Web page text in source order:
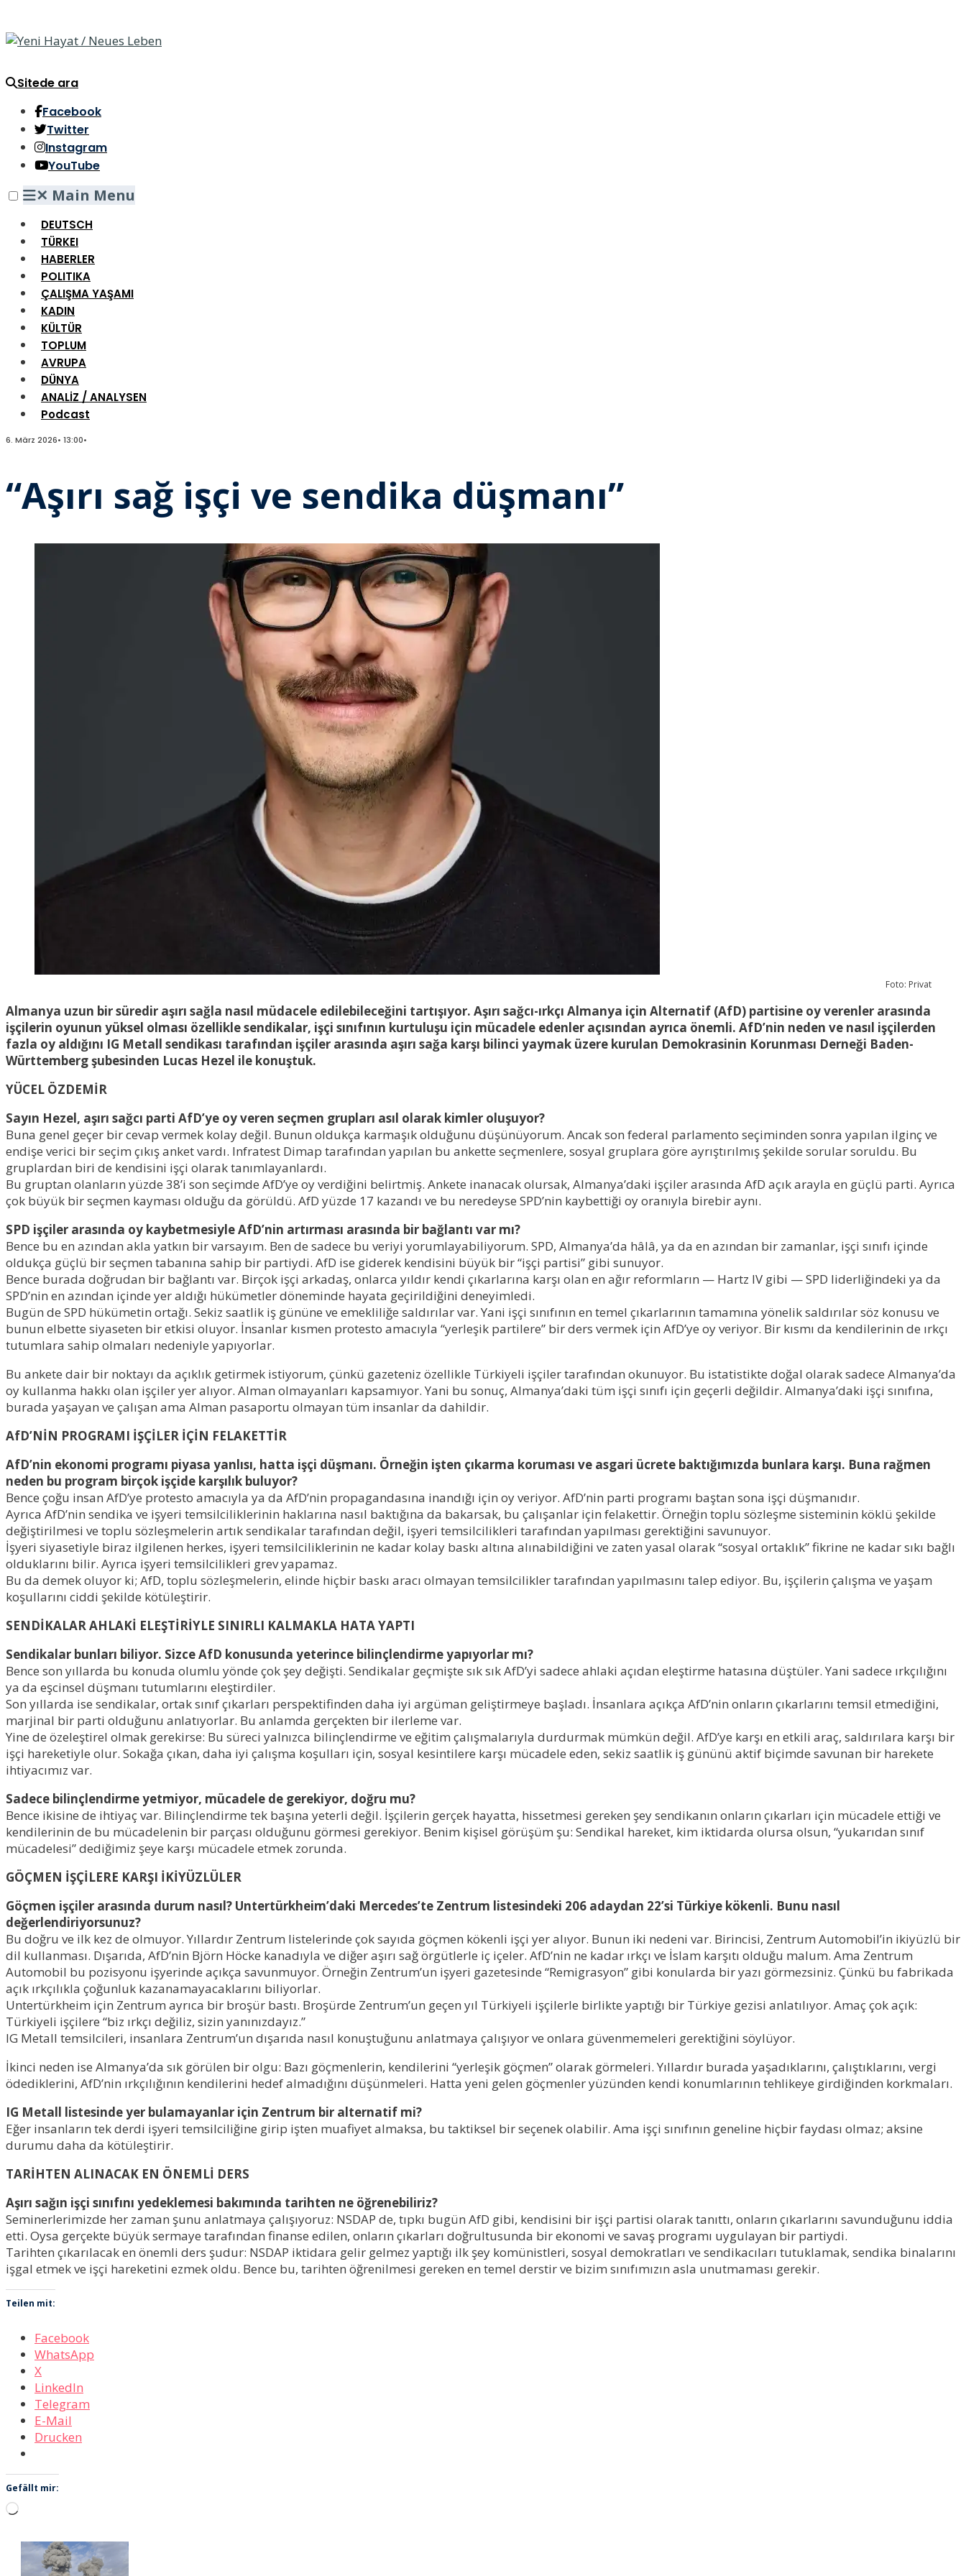
Sitede ara
Facebook
Twitter
Instagram
YouTube
✕ Main Menu
DEUTSCH
TÜRKEI
HABERLER
POLITIKA
ÇALIŞMA YAŞAMI
KADIN
KÜLTÜR
TOPLUM
AVRUPA
DÜNYA
ANALİZ / ANALYSEN
Podcast
6. März 2026• 13:00•
“Aşırı sağ işçi ve sendika düşmanı”
Foto: Privat
Almanya uzun bir süredir aşırı sağla nasıl müdacele edilebileceğini tartışıyor. Aşırı sağcı-ırkçı Almanya için Alternatif (AfD) partisine oy verenler arasında
işçilerin oyunun yüksel olması özellikle sendikalar, işçi sınıfının kurtuluşu için mücadele edenler açısından ayrıca önemli. AfD’nin neden ve nasıl işçilerden
fazla oy aldığını IG Metall sendikası tarafından işçiler arasında aşırı sağa karşı bilinci yaymak üzere kurulan Demokrasinin Korunması Derneği Baden-
Württemberg şubesinden Lucas Hezel ile konuştuk.
YÜCEL ÖZDEMİR
Sayın Hezel, aşırı sağcı parti AfD’ye oy veren seçmen grupları asıl olarak kimler oluşuyor?
Buna genel geçer bir cevap vermek kolay değil. Bunun oldukça karmaşık olduğunu düşünüyorum. Ancak son federal parlamento seçiminden sonra yapılan ilginç ve
endişe verici bir seçim çıkış anket vardı. Infratest Dimap tarafından yapılan bu ankette seçmenlere, sosyal gruplara göre ayrıştırılmış şekilde sorular soruldu. Bu
gruplardan biri de kendisini işçi olarak tanımlayanlardı.
Bu gruptan olanların yüzde 38’i son seçimde AfD’ye oy verdiğini belirtmiş. Ankete inanacak olursak, Almanya’daki işçiler arasında AfD açık arayla en güçlü parti. Ayrıca
çok büyük bir seçmen kayması olduğu da görüldü. AfD yüzde 17 kazandı ve bu neredeyse SPD’nin kaybettiği oy oranıyla birebir aynı.
SPD işçiler arasında oy kaybetmesiyle AfD’nin artırması arasında bir bağlantı var mı?
Bence bu en azından akla yatkın bir varsayım. Ben de sadece bu veriyi yorumlayabiliyorum. SPD, Almanya’da hâlâ, ya da en azından bir zamanlar, işçi sınıfı içinde
oldukça güçlü bir seçmen tabanına sahip bir partiydi. AfD ise giderek kendisini büyük bir “işçi partisi” gibi sunuyor.
Bence burada doğrudan bir bağlantı var. Birçok işçi arkadaş, onlarca yıldır kendi çıkarlarına karşı olan en ağır reformların — Hartz IV gibi — SPD liderliğindeki ya da
SPD’nin en azından içinde yer aldığı hükümetler döneminde hayata geçirildiğini deneyimledi.
Bugün de SPD hükümetin ortağı. Sekiz saatlik iş gününe ve emekliliğe saldırılar var. Yani işçi sınıfının en temel çıkarlarının tamamına yönelik saldırılar söz konusu ve
bunun elbette siyaseten bir etkisi oluyor. İnsanlar kısmen protesto amacıyla “yerleşik partilere” bir ders vermek için AfD’ye oy veriyor. Bir kısmı da kendilerinin de ırkçı
tutumlara sahip olmaları nedeniyle yapıyorlar.
Bu ankete dair bir noktayı da açıklık getirmek istiyorum, çünkü gazeteniz özellikle Türkiyeli işçiler tarafından okunuyor. Bu istatistikte doğal olarak sadece Almanya’da
oy kullanma hakkı olan işçiler yer alıyor. Alman olmayanları kapsamıyor. Yani bu sonuç, Almanya’daki tüm işçi sınıfı için geçerli değildir. Almanya’daki işçi sınıfına,
burada yaşayan ve çalışan ama Alman pasaportu olmayan tüm insanlar da dahildir.
AfD’NİN PROGRAMI İŞÇİLER İÇİN FELAKETTİR
AfD’nin ekonomi programı piyasa yanlısı, hatta işçi düşmanı. Örneğin işten çıkarma koruması ve asgari ücrete baktığımızda bunlara karşı. Buna rağmen
neden bu program birçok işçide karşılık buluyor?
Bence çoğu insan AfD’ye protesto amacıyla ya da AfD’nin propagandasına inandığı için oy veriyor. AfD’nin parti programı baştan sona işçi düşmanıdır.
Ayrıca AfD’nin sendika ve işyeri temsilciliklerinin haklarına nasıl baktığına da bakarsak, bu çalışanlar için felakettir. Örneğin toplu sözleşme sisteminin köklü şekilde
değiştirilmesi ve toplu sözleşmelerin artık sendikalar tarafından değil, işyeri temsilcilikleri tarafından yapılması gerektiğini savunuyor.
İşyeri siyasetiyle biraz ilgilenen herkes, işyeri temsilciliklerinin ne kadar kolay baskı altına alınabildiğini ve zaten yasal olarak “sosyal ortaklık” fikrine ne kadar sıkı bağlı
olduklarını bilir. Ayrıca işyeri temsilcilikleri grev yapamaz.
Bu da demek oluyor ki; AfD, toplu sözleşmelerin, elinde hiçbir baskı aracı olmayan temsilcilikler tarafından yapılmasını talep ediyor. Bu, işçilerin çalışma ve yaşam
koşullarını ciddi şekilde kötüleştirir.
SENDİKALAR AHLAKİ ELEŞTİRİYLE SINIRLI KALMAKLA HATA YAPTI
Sendikalar bunları biliyor. Sizce AfD konusunda yeterince bilinçlendirme yapıyorlar mı?
Bence son yıllarda bu konuda olumlu yönde çok şey değişti. Sendikalar geçmişte sık sık AfD’yi sadece ahlaki açıdan eleştirme hatasına düştüler. Yani sadece ırkçılığını
ya da eşcinsel düşmanı tutumlarını eleştirdiler.
Son yıllarda ise sendikalar, ortak sınıf çıkarları perspektifinden daha iyi argüman geliştirmeye başladı. İnsanlara açıkça AfD’nin onların çıkarlarını temsil etmediğini,
marjinal bir parti olduğunu anlatıyorlar. Bu anlamda gerçekten bir ilerleme var.
Yine de özeleştirel olmak gerekirse: Bu süreci yalnızca bilinçlendirme ve eğitim çalışmalarıyla durdurmak mümkün değil. AfD’ye karşı en etkili araç, saldırılara karşı bir
işçi hareketiyle olur. Sokağa çıkan, daha iyi çalışma koşulları için, sosyal kesintilere karşı mücadele eden, sekiz saatlik iş gününü aktif biçimde savunan bir harekete
ihtiyacımız var.
Sadece bilinçlendirme yetmiyor, mücadele de gerekiyor, doğru mu?
Bence ikisine de ihtiyaç var. Bilinçlendirme tek başına yeterli değil. İşçilerin gerçek hayatta, hissetmesi gereken şey sendikanın onların çıkarları için mücadele ettiği ve
kendilerinin de bu mücadelenin bir parçası olduğunu görmesi gerekiyor. Benim kişisel görüşüm şu: Sendikal hareket, kim iktidarda olursa olsun, “yukarıdan sınıf
mücadelesi” dediğimiz şeye karşı mücadele etmek zorunda.
GÖÇMEN İŞÇİLERE KARŞI İKİYÜZLÜLER
Göçmen işçiler arasında durum nasıl? Untertürkheim’daki Mercedes’te Zentrum listesindeki 206 adaydan 22’si Türkiye kökenli. Bunu nasıl
değerlendiriyorsunuz?
Bu doğru ve ilk kez de olmuyor. Yıllardır Zentrum listelerinde çok sayıda göçmen kökenli işçi yer alıyor. Bunun iki nedeni var. Birincisi, Zentrum Automobil’in ikiyüzlü bir
dil kullanması. Dışarıda, AfD’nin Björn Höcke kanadıyla ve diğer aşırı sağ örgütlerle iç içeler. AfD’nin ne kadar ırkçı ve İslam karşıtı olduğu malum. Ama Zentrum
Automobil bu pozisyonu işyerinde açıkça savunmuyor. Örneğin Zentrum’un işyeri gazetesinde “Remigrasyon” gibi konularda bir yazı görmezsiniz. Çünkü bu fabrikada
açık ırkçılıkla çoğunluk kazanamayacaklarını biliyorlar.
Untertürkheim için Zentrum ayrıca bir broşür bastı. Broşürde Zentrum’un geçen yıl Türkiyeli işçilerle birlikte yaptığı bir Türkiye gezisi anlatılıyor. Amaç çok açık:
Türkiyeli işçilere “biz ırkçı değiliz, sizin yanınızdayız.”
IG Metall temsilcileri, insanlara Zentrum’un dışarıda nasıl konuştuğunu anlatmaya çalışıyor ve onlara güvenmemeleri gerektiğini söylüyor.
İkinci neden ise Almanya’da sık görülen bir olgu: Bazı göçmenlerin, kendilerini “yerleşik göçmen” olarak görmeleri. Yıllardır burada yaşadıklarını, çalıştıklarını, vergi
ödediklerini, AfD’nin ırkçılığının kendilerini hedef almadığını düşünmeleri. Hatta yeni gelen göçmenler yüzünden kendi konumlarının tehlikeye girdiğinden korkmaları.
IG Metall listesinde yer bulamayanlar için Zentrum bir alternatif mi?
Eğer insanların tek derdi işyeri temsilciliğine girip işten muafiyet almaksa, bu taktiksel bir seçenek olabilir. Ama işçi sınıfının geneline hiçbir faydası olmaz; aksine
durumu daha da kötüleştirir.
TARİHTEN ALINACAK EN ÖNEMLİ DERS
Aşırı sağın işçi sınıfını yedeklemesi bakımında tarihten ne öğrenebiliriz?
Seminerlerimizde her zaman şunu anlatmaya çalışıyoruz: NSDAP de, tıpkı bugün AfD gibi, kendisini bir işçi partisi olarak tanıttı, onların çıkarlarını savunduğunu iddia
etti. Oysa gerçekte büyük sermaye tarafından finanse edilen, onların çıkarları doğrultusunda bir ekonomi ve savaş programı uygulayan bir partiydi.
Tarihten çıkarılacak en önemli ders şudur: NSDAP iktidara gelir gelmez yaptığı ilk şey komünistleri, sosyal demokratları ve sendikacıları tutuklamak, sendika binalarını
işgal etmek ve işçi hareketini ezmek oldu. Bence bu, tarihten öğrenilmesi gereken en temel derstir ve bizim sınıfımızın asla unutmaması gerekir.
Teilen mit:
Facebook
WhatsApp
X
LinkedIn
Telegram
E-Mail
Drucken
Gefällt mir:
Wird